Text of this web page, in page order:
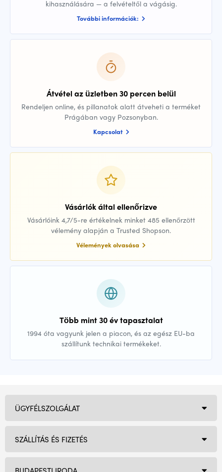
kihasználására — a felvételtől a vágásig.
További információk:
Átvétel az üzletben 30 percen belül
Rendeljen online, és pillanatok alatt átveheti a terméket
Prágában vagy Pozsonyban.
Kapcsolat
Vásárlók által ellenőrizve
Vásárlóink 4,7/5-re értékelnek minket 485 ellenőrzött
vélemény alapján a Trusted Shopson.
Vélemények olvasása
Több mint 30 év tapasztalat
1994 óta vagyunk jelen a piacon, és az egész EU-ba
szállítunk technikai termékeket.
ÜGYFÉLSZOLGÁLAT
SZÁLLÍTÁS ÉS FIZETÉS